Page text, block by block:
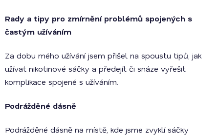
Rady a tipy pro zmírnění problémů spojených s
častým užíváním
Za dobu mého užívání jsem přišel na spoustu tipů, jak
užívat nikotinové sáčky a předejít či snáze vyřešit
komplikace spojené s užíváním.
Podrážděné dásně
Podrážděné dásně na místě, kde jsme zvyklí sáčky